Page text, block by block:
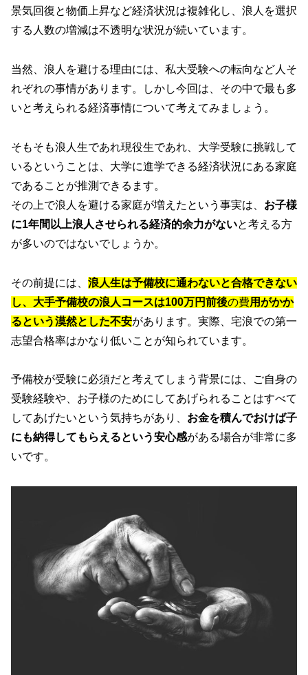
景気回復と物価上昇など経済状況は複雑化し、浪人を選択
する人数の増減は不透明な状況が続いています。
当然、浪人を避ける理由には、私大受験への転向など人そ
れぞれの事情があります。しかし今回は、その中で最も多
いと考えられる経済事情について考えてみましょう。
そもそも浪人生であれ現役生であれ、大学受験に挑戦して
いるということは、大学に進学できる経済状況にある家庭
であることが推測できるます。
その上で浪人を避ける家庭が増えたという事実は、 お子様
に1年間以上浪人させられる経済的余力がないと考える方
が多いのではないでしょうか。
その前提には、 浪人生は予備校に通わないと合格できない
し、大手予備校の浪人コースは100万円前後の費用がかか
るという漠然とした不安があります。実際、宅浪での第一
志望合格率はかなり低いことが知られています。
予備校が受験に必須だと考えてしまう背景には、ご自身の
受験経験や、お子様のためにしてあげられることはすべて
してあげたいという気持ちがあり、 お金を積んでおけば子
にも納得してもらえるという安心感がある場合が非常に多
いです。